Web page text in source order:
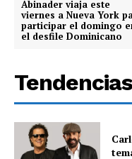
Abinader viaja este
viernes a Nueva York
participar el domingo
el desfile Dominicano
Tendencias